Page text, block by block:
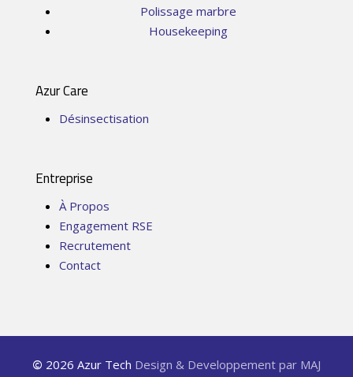
Polissage marbre
Housekeeping
Azur Care
Désinsectisation
Entreprise
À Propos
Engagement RSE
Recrutement
Contact
© 2026 Azur Tech Design & Developpement par MAJ